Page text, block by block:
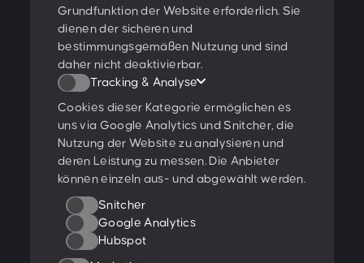
Grundfunktion der Website erforderlich. Sie
dienen der sicheren und
bestimmungsgemäßen Nutzung und sind
daher nicht deaktivierbar.
Tracking & Analyse
Cookies dieser Kategorie ermöglichen es
uns via Google Analytics und Snitcher, die
Nutzung der Website zu analysieren und
deren Leistung zu messen. Die Anbieter
können einzeln aus- und abgewählt werden.
Snitcher
Google Analytics
Hubspot
Newsletter abonnieren
Ich stimme denDatenschutzbestimmungenzu.
Ratings & Qualifikationen
Weitere Projekte: